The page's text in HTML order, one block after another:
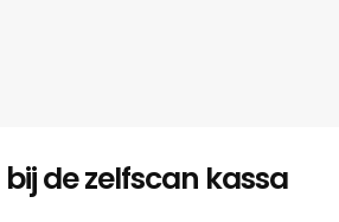
de zelfscan kassa